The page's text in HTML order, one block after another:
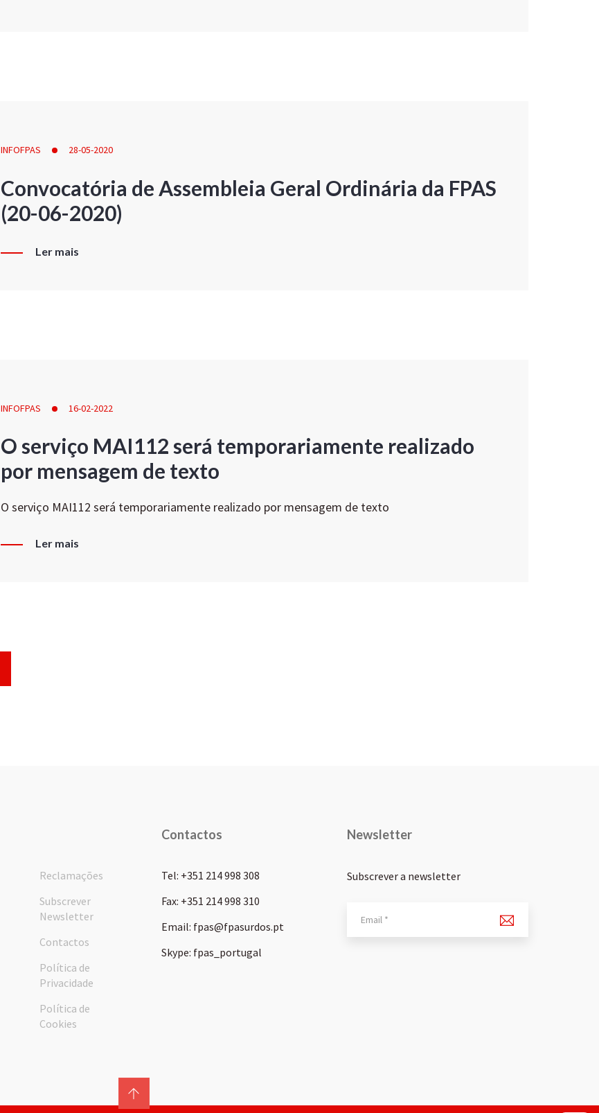
INFOFPAS 28-05-2020
Convocatória de Assembleia Geral Ordinária da FPAS
(20-06-2020)
Ler mais
INFOFPAS 16-02-2022
O serviço MAI112 será temporariamente realizado
por mensagem de texto
O serviço MAI112 será temporariamente realizado por mensagem de texto
Ler mais
Reclamações
Subscrever
Newsletter
Contactos
Política de
Privacidade
Política de
Cookies
Contactos
Tel: +351 214 998 308
Fax: +351 214 998 310
Email: fpas@fpasurdos.pt
Skype: fpas_portugal
Newsletter
Subscrever a newsletter